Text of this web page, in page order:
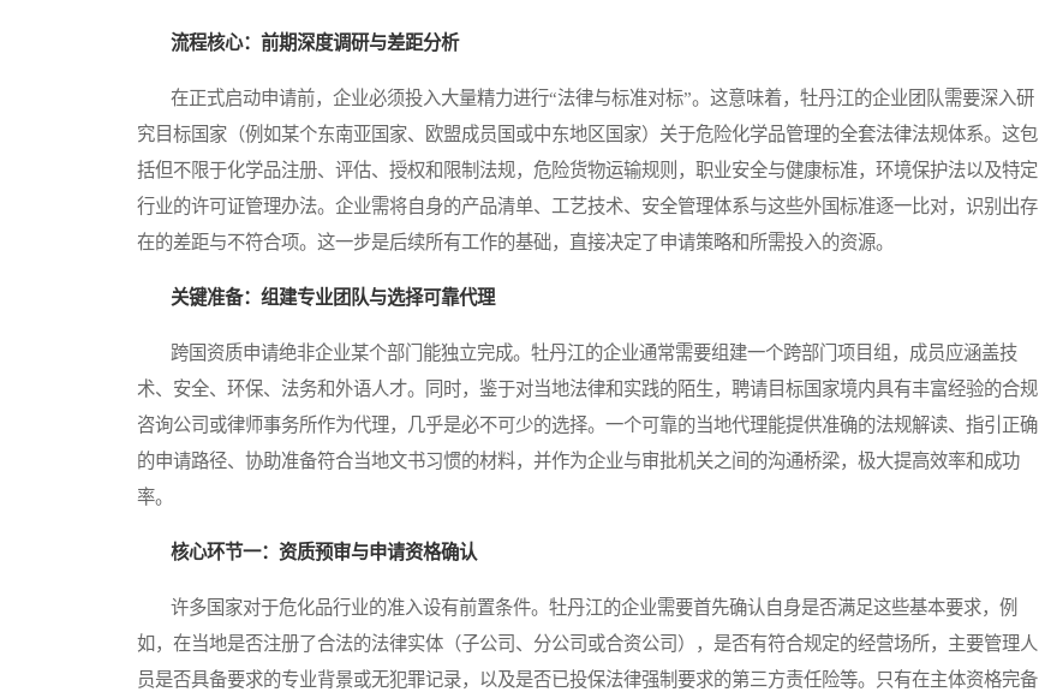
流程核心：前期深度调研与差距分析
在正式启动申请前，企业必须投入大量精力进行“法律与标准对标”。这意味着，牡丹江的企业团队需要深入研
究目标国家（例如某个东南亚国家、欧盟成员国或中东地区国家）关于危险化学品管理的全套法律法规体系。这包
括但不限于化学品注册、评估、授权和限制法规，危险货物运输规则，职业安全与健康标准，环境保护法以及特定
行业的许可证管理办法。企业需将自身的产品清单、工艺技术、安全管理体系与这些外国标准逐一比对，识别出存
在的差距与不符合项。这一步是后续所有工作的基础，直接决定了申请策略和所需投入的资源。
关键准备：组建专业团队与选择可靠代理
跨国资质申请绝非企业某个部门能独立完成。牡丹江的企业通常需要组建一个跨部门项目组，成员应涵盖技
术、安全、环保、法务和外语人才。同时，鉴于对当地法律和实践的陌生，聘请目标国家境内具有丰富经验的合规
咨询公司或律师事务所作为代理，几乎是必不可少的选择。一个可靠的当地代理能提供准确的法规解读、指引正确
的申请路径、协助准备符合当地文书习惯的材料，并作为企业与审批机关之间的沟通桥梁，极大提高效率和成功
率。
核心环节一：资质预审与申请资格确认
许多国家对于危化品行业的准入设有前置条件。牡丹江的企业需要首先确认自身是否满足这些基本要求，例
如，在当地是否注册了合法的法律实体（子公司、分公司或合资公司），是否有符合规定的经营场所，主要管理人
员是否具备要求的专业背景或无犯罪记录，以及是否已投保法律强制要求的第三方责任险等。只有在主体资格完备